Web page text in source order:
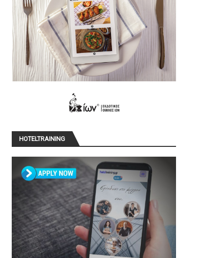
HOTELTRAINING